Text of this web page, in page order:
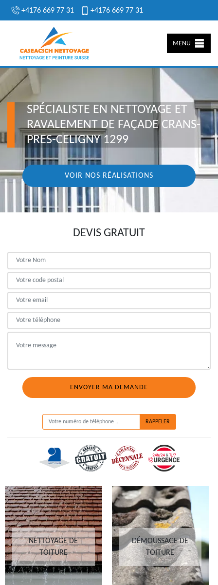
+4176 669 77 31 +4176 669 77 31
MENU
SPÉCIALISTE EN NETTOYAGE ET
RAVALEMENT DE FAÇADE CRANS-
PRES-CELIGNY 1299
VOIR NOS RÉALISATIONS
DEVIS GRATUIT
NETTOYAGE DE
TOITURE
DÉMOUSSAGE DE
TOITURE